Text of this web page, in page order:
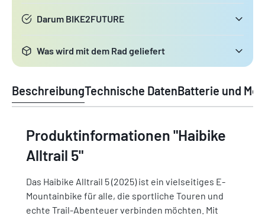
Darum BIKE2FUTURE
Was wird mit dem Rad geliefert
BeschreibungTechnische DatenBatterie und
Produktinformationen "Haibike
Alltrail 5"
Das Haibike Alltrail 5 (2025) ist ein vielseitiges E-
Mountainbike für alle, die sportliche Touren und
echte Trail-Abenteuer verbinden möchten. Mit